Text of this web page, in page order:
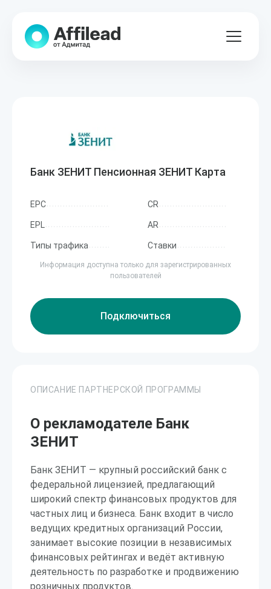
Банк ЗЕНИТ Пенсионная ЗЕНИТ Карта
EPC CR
EPL AR
Типы трафика Ставки
Информация доступна только для зарегистрированных
пользователей
Подключиться
ОПИСАНИЕ ПАРТНЕРСКОЙ ПРОГРАММЫ
О рекламодателе Банк
ЗЕНИТ
Банк ЗЕНИТ — крупный российский банк с
федеральной лицензией, предлагающий
широкий спектр финансовых продуктов для
частных лиц и бизнеса. Банк входит в число
ведущих кредитных организаций России,
занимает высокие позиции в независимых
финансовых рейтингах и ведёт активную
деятельность по разработке и продвижению
розничных продуктов.